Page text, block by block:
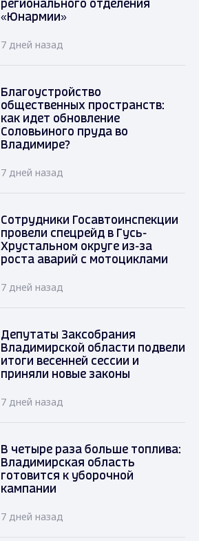
регионального отделения
«Юнармии»
7 дней назад
Благоустройство
общественных пространств:
как идет обновление
Соловьиного пруда во
Владимире?
7 дней назад
Сотрудники Госавтоинспекции
провели спецрейд в Гусь-
Хрустальном округе из-за
роста аварий с мотоциклами
7 дней назад
Депутаты Заксобрания
Владимирской области подвели
итоги весенней сессии и
приняли новые законы
7 дней назад
В четыре раза больше топлива:
Владимирская область
готовится к уборочной
кампании
7 дней назад